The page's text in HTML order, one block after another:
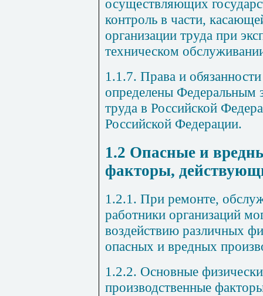
осуществляющих
контроль в части,
организации труда при
техническом
1.1.7. Права и
определены Федеральным
труда в Российской
Российской Федерации.
1.2 Опасные и
факторы,
1.2.1. При ремонте,
работники организаций
воздействию различных
опасных и вредных
1.2.2. Основные
производственные